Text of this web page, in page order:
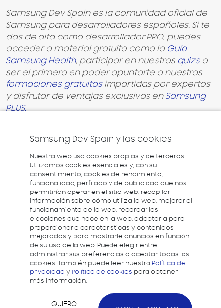
Samsung Dev Spain es la comunidad oficial de
Samsung para desarrolladores españoles. Si te
das de alta como desarrollador PRO, puedes
acceder a material gratuito como la Guía
Samsung Health, participar en nuestros quizso
ser el primero en poder apuntarte a nuestras
formaciones gratuitasimpartidas por expertos
y disfrutar de ventajas exclusivas en Samsung
PLUS.
Samsung Dev Spain y las cookies
Nuestra web usa cookies propias y de terceros.
Utilizamos cookies esenciales y, con su
consentimiento, cookies de rendimiento,
funcionalidad, perfilado y de publicidad que nos
permitirían operar en el sitio web, recopilar
información sobre cómo utiliza la web, mejorar el
funcionamiento de la web, recordar las
elecciones que hace en la web, adaptarla para
proporcionarle características y contenidos
mejorados y para mostrarle anuncios en función
de su uso de la web. Puede elegir entre
administrar sus preferencias o aceptar todas las
cookies. También puede leer nuestra Política de
privacidad y Política de cookies para obtener
más información.
QUIERO